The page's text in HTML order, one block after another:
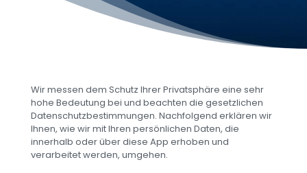
Wir messen dem Schutz Ihrer Privatsphäre eine sehr
hohe Bedeutung bei und beachten die gesetzlichen
Datenschutzbestimmungen. Nachfolgend erklären wir
Ihnen, wie wir mit Ihren persönlichen Daten, die
innerhalb oder über diese App erhoben und
verarbeitet werden, umgehen.